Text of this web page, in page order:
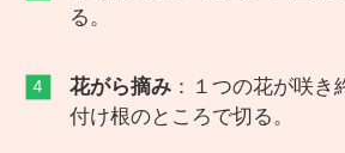
る。
花がら摘み：１つの花が咲き
付け根のところで切る。